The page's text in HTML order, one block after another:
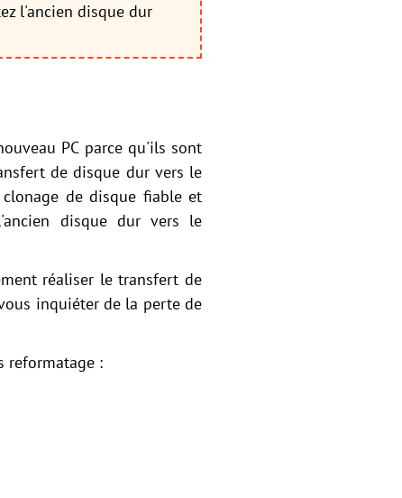
l'ancien disque dur
PC parce qu'ils sont
de disque dur vers le
de disque fiable et
disque dur vers le
réaliser le transfert de
inquiéter de la perte de
reformatage :